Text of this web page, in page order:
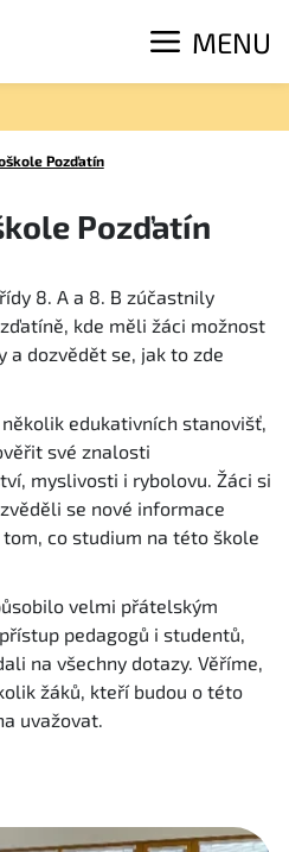
MENU
Pozďatín
Pozďatín
8. A a 8. B zúčastnily
kde měli žáci možnost
a dozvědět se, jak to zde
edukativních stanovišť,
své znalosti
myslivosti i rybolovu. Žáci si
se nové informace
co studium na této škole
velmi přátelským
pedagogů i studentů,
na všechny dotazy. Věříme,
žáků, kteří budou o této
uvažovat.